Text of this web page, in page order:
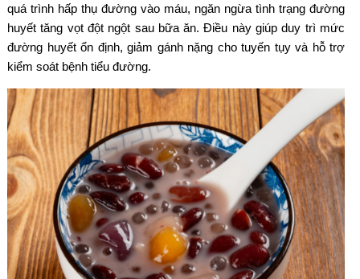
quá trình hấp thụ đường vào máu, ngăn ngừa tình trạng đường
huyết tăng vọt đột ngột sau bữa ăn. Điều này giúp duy trì mức
đường huyết ổn định, giảm gánh nặng cho tuyến tụy và hỗ trợ
kiểm soát bệnh tiểu đường.